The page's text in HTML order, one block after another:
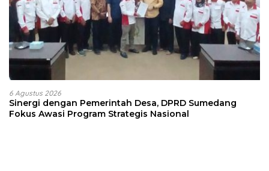
6 Agustus 2026
Sinergi dengan Pemerintah Desa, DPRD Sumedang
Fokus Awasi Program Strategis Nasional